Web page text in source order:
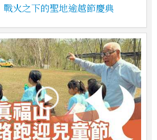
戰火之下的聖地逾越節慶典